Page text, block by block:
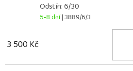
Odstín: 6/30
5-8 dní| 3889/6/3
3 500 Kč